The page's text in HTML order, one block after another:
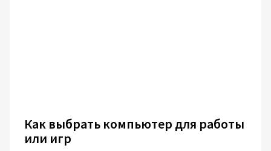
Как выбрать компьютер для работы
или игр